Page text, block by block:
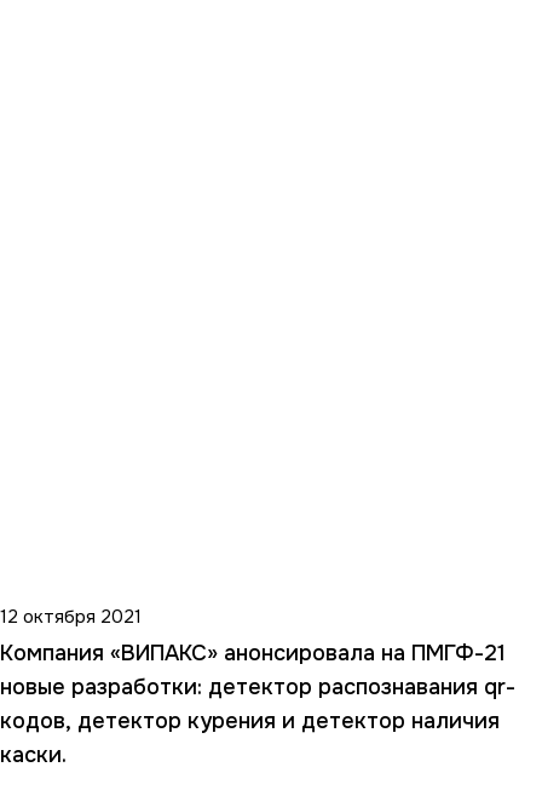
12 октября 2021
Компания «ВИПАКС» анонсировала на ПМГФ-21
новые разработки: детектор распознавания qr-
кодов, детектор курения и детектор наличия
каски.